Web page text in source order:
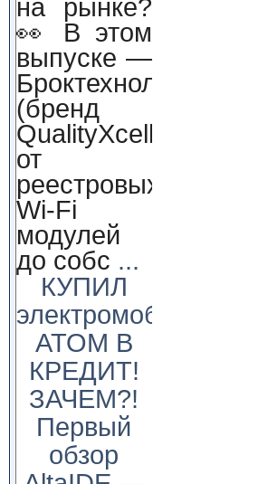
на рынке?
👀 В этом
выпуске —
Броктехнолоджи
(бренд
QualityXcellence):
от
реестровых
Wi-Fi
модулей
до собс ...
КУПИЛ
электромобиль
АТОМ В
КРЕДИТ!
ЗАЧЕМ?!
Первый
обзор